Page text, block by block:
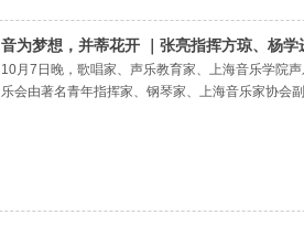
音为梦想，并蒂花开 ｜张亮指挥方琼、杨
10月7日晚，歌唱家、声乐教育家、上海音乐学院
乐会由著名青年指挥家、钢琴家、上海音乐家协会